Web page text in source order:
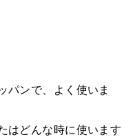
パンで、よく使いま
はどんな時に使います